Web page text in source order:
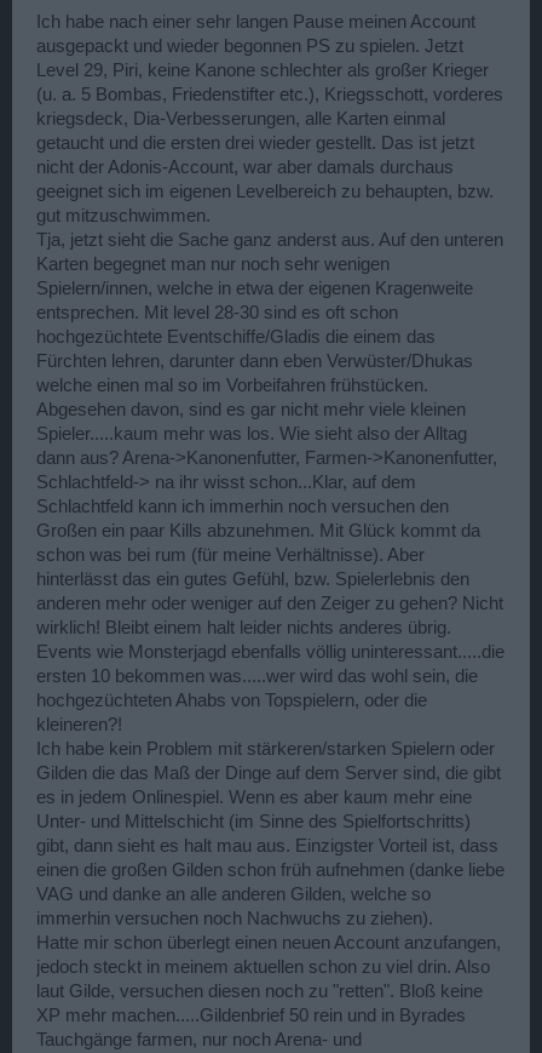
Ich habe nach einer sehr langen Pause meinen Account
ausgepackt und wieder begonnen PS zu spielen. Jetzt
Level 29, Piri, keine Kanone schlechter als großer Krieger
(u. a. 5 Bombas, Friedenstifter etc.), Kriegsschott, vorderes
kriegsdeck, Dia-Verbesserungen, alle Karten einmal
getaucht und die ersten drei wieder gestellt. Das ist jetzt
nicht der Adonis-Account, war aber damals durchaus
geeignet sich im eigenen Levelbereich zu behaupten, bzw.
gut mitzuschwimmen.
Tja, jetzt sieht die Sache ganz anderst aus. Auf den unteren
Karten begegnet man nur noch sehr wenigen
Spielern/innen, welche in etwa der eigenen Kragenweite
entsprechen. Mit level 28-30 sind es oft schon
hochgezüchtete Eventschiffe/Gladis die einem das
Fürchten lehren, darunter dann eben Verwüster/Dhukas
welche einen mal so im Vorbeifahren frühstücken.
Abgesehen davon, sind es gar nicht mehr viele kleinen
Spieler.....kaum mehr was los. Wie sieht also der Alltag
dann aus? Arena->Kanonenfutter, Farmen->Kanonenfutter,
Schlachtfeld-> na ihr wisst schon...Klar, auf dem
Schlachtfeld kann ich immerhin noch versuchen den
Großen ein paar Kills abzunehmen. Mit Glück kommt da
schon was bei rum (für meine Verhältnisse). Aber
hinterlässt das ein gutes Gefühl, bzw. Spielerlebnis den
anderen mehr oder weniger auf den Zeiger zu gehen? Nicht
wirklich! Bleibt einem halt leider nichts anderes übrig.
Events wie Monsterjagd ebenfalls völlig uninteressant.....die
ersten 10 bekommen was.....wer wird das wohl sein, die
hochgezüchteten Ahabs von Topspielern, oder die
kleineren?!
Ich habe kein Problem mit stärkeren/starken Spielern oder
Gilden die das Maß der Dinge auf dem Server sind, die gibt
es in jedem Onlinespiel. Wenn es aber kaum mehr eine
Unter- und Mittelschicht (im Sinne des Spielfortschritts)
gibt, dann sieht es halt mau aus. Einzigster Vorteil ist, dass
einen die großen Gilden schon früh aufnehmen (danke liebe
VAG und danke an alle anderen Gilden, welche so
immerhin versuchen noch Nachwuchs zu ziehen).
Hatte mir schon überlegt einen neuen Account anzufangen,
jedoch steckt in meinem aktuellen schon zu viel drin. Also
laut Gilde, versuchen diesen noch zu "retten". Bloß keine
XP mehr machen.....Gildenbrief 50 rein und in Byrades
Tauchgänge farmen, nur noch Arena- und